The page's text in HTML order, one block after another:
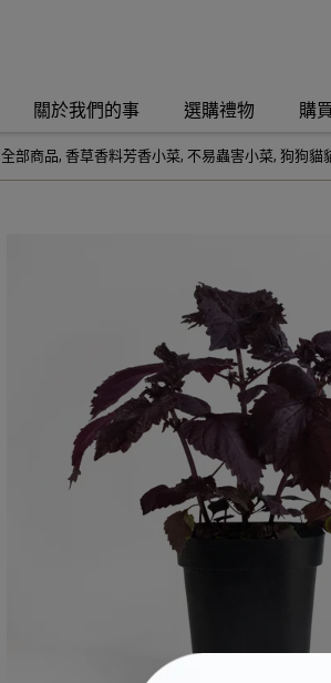
關於我們的事 選購禮物 購
全部商品, 香草香料芳香小菜, 不易蟲害小菜, 狗狗貓